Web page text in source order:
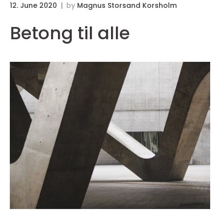
12. June 2020 by Magnus Storsand Korsholm
Betong til alle